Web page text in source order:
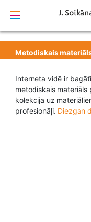
Metodiskais
Interneta vidē ir
metodiskais materiāls
kolekcija uz
profesionāļi. Diezgan